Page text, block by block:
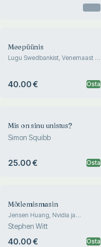
Meepüünis
Lugu Swedbankist, Venemaast ja
40.00 € Osta
Mis on sinu unistus?
Simon Squibb
25.00 € Osta
Mõtlemismasin
Jensen Huang, Nvidia ja
maailma kõige ihaldusväärsem
mikrokiip
Stephen Witt
40.00 € Osta